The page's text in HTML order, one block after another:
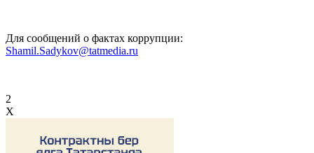
Для сообщений о фактах коррупции:
Shamil.Sadykov@tatmedia.ru
2
X